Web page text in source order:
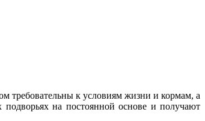
требовательны к условиям жизни и кормам, а
на постоянной основе и получают